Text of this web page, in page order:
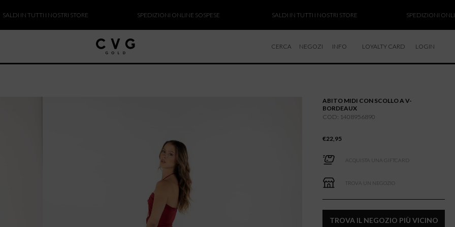
IN TUTTI I NOSTRI STORE SPEDIZIONI ONLINE SOSPESE SALDI IN TUTTI I NOSTRI STORE SPEDIZIONI ONLINE
CERCA NEGOZI INFO
RESI E RIMBORSI
LOYALTY CARD LOGIN
ABITO MIDI CON SCOLLO A V-
BORDEAUX
COD: 1408956890
€22,95
ACQUISTA UNA GIFTCARD
TROVA UN NEGOZIO
TROVA IL NEGOZIO PIÙ VICINO